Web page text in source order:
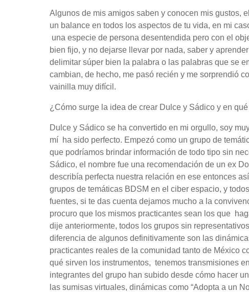
Algunos de mis amigos saben y conocen mis gustos,
un balance en todos los aspectos de tu vida, en mi
una especie de persona desentendida pero con el
bien fijo, y no dejarse llevar por nada, saber y
delimitar súper bien la palabra o las palabras que se
cambian, de hecho, me pasó recién y me sorprendió
vainilla muy difícil.
¿Cómo surge la idea de crear Dulce y Sádico y en
Dulce y Sádico se ha convertido en mi orgullo, soy
mí ha sido perfecto. Empezó como un grupo de
que podríamos brindar información de todo tipo sin
Sádico, el nombre fue una recomendación de un ex
describía perfecta nuestra relación en ese entonces
grupos de temáticas BDSM en el ciber espacio, y
fuentes, si te das cuenta dejamos mucho a la
procuro que los mismos practicantes sean los que
dije anteriormente, todos los grupos sin
diferencia de algunos definitivamente son las
practicantes reales de la comunidad tanto de México
qué sirven los instrumentos, tenemos transmisiones
integrantes del grupo han subido desde cómo hacer
las sumisas virtuales, dinámicas como “Adopta a un